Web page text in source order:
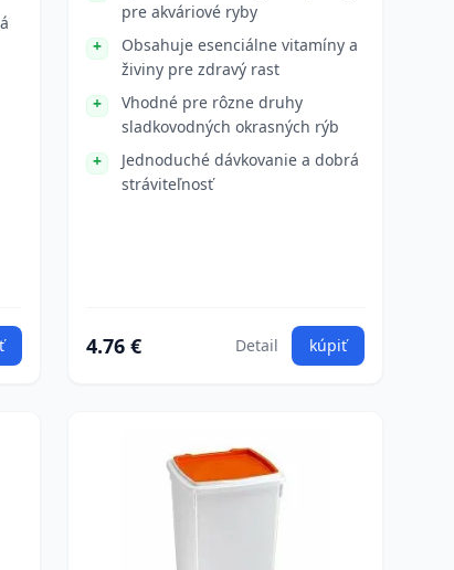
pre akváriové ryby
Obsahuje esenciálne vitamíny a
živiny pre zdravý rast
Vhodné pre rôzne druhy
sladkovodných okrasných rýb
Jednoduché dávkovanie a dobrá
stráviteľnosť
4.76 € Detail kúpiť